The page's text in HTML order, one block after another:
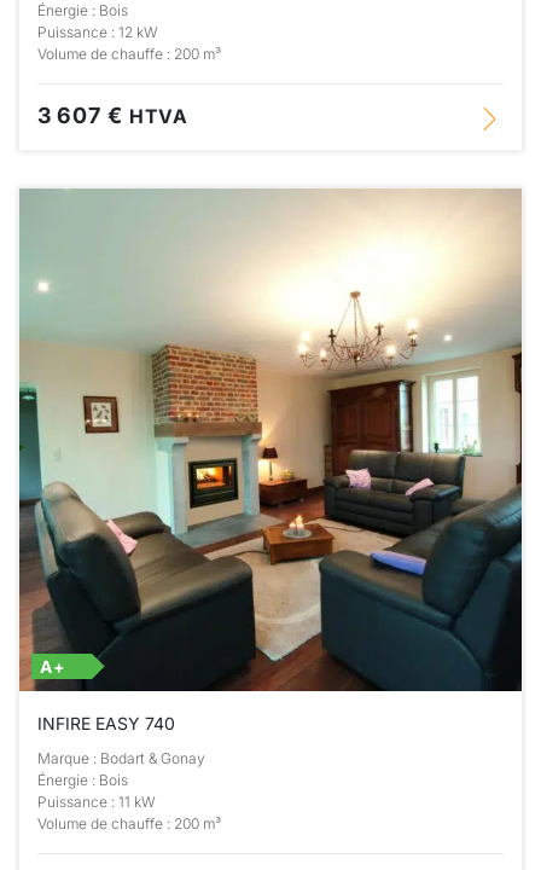
Énergie : Bois
Puissance : 12 kW
Volume de chauffe : 200 m³
3 607 € HTVA
A+
INFIRE EASY 740
Marque : Bodart & Gonay
Énergie : Bois
Puissance : 11 kW
Volume de chauffe : 200 m³